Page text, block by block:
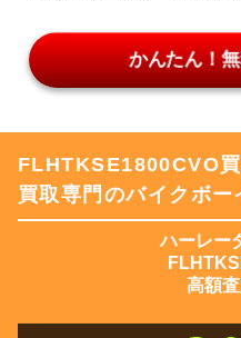
かんたん！
FLHTKSE1800CVO
買取専門のバイクボー
ハーレー
高額